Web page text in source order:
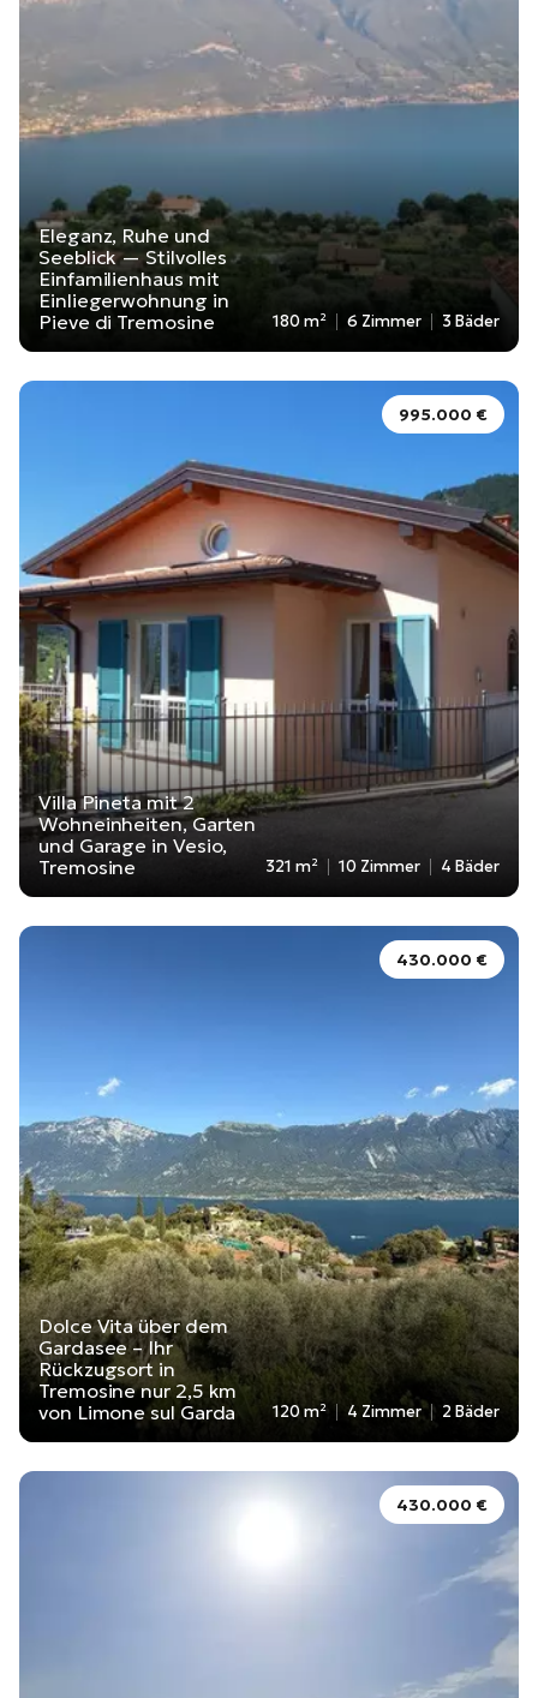
Eleganz, Ruhe und
Seeblick — Stilvolles
Einfamilienhaus mit
Einliegerwohnung in
Pieve di Tremosine
180 m² 6 Zimmer 3 Bäder
995.000 €
Villa Pineta mit 2
Wohneinheiten, Garten
und Garage in Vesio,
Tremosine
321 m² 10 Zimmer 4 Bäder
430.000 €
Dolce Vita über dem
Gardasee – Ihr
Rückzugsort in
Tremosine nur 2,5 km
von Limone sul Garda
120 m² 4 Zimmer 2 Bäder
430.000 €